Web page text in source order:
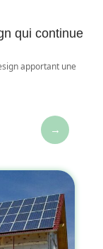
qui continue
apportant une